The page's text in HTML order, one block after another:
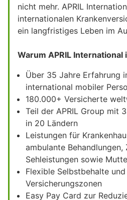
nicht mehr. APRIL
internationalen
ein langfristiges Leben im
Warum APRIL
Über 35 Jahre Erfahrung
international mobiler
180.000+ Versicherte
Teil der APRIL Group mit
in 20 Ländern
Leistungen für
ambulante Behandlungen,
Sehleistungen sowie
Flexible Selbstbehalte
Versicherungszonen
Easy Pay Card zur